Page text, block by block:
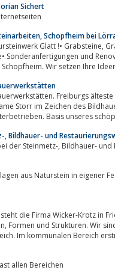
Sichert
Schopfheim bei
Urnengräber• Küchen, Arbeitsplatten, Waschtische• Treppen,
Schopfheim. Wir setzen Ihre
Freiburgs
Storr im Zeichen des
Basis unseres
Bildhauer- und
Herzlich Willkommen bei
Naturstein in eigener Fertigung.
die Firma Wicker-Krotz in
den
Im kommunalen Bereich
allen Bereichen